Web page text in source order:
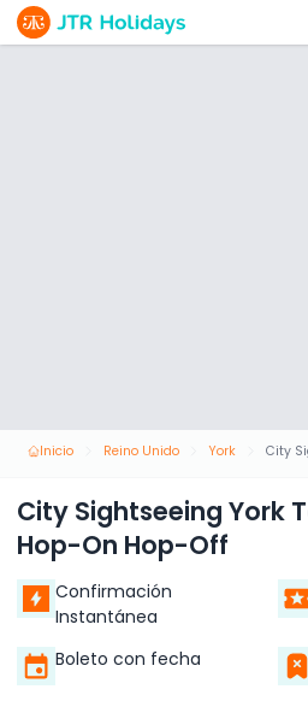
Inicio Reino Unido York
City Sightseeing York
Hop-On Hop-Off
Confirmación
Instantánea
Boleto con fecha